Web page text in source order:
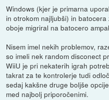
Windows (kjer je primarna
in otrokom najljubši) in
oboje migriral na batocero
Nisem imel nekih problemov,
so imeli nek random disconect
WiiU je pri nekaterih igrah
takrat za te kontrolerje tudi
sedaj kakšne druge boljše
med najbolj priporočenimi.